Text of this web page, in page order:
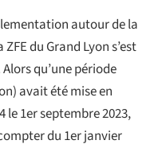
autour de la
du Grand Lyon s’est
qu’une période
avait été mise en
le 1er septembre 2023,
du 1er janvier